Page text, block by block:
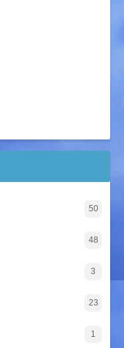
50
48
3
23
1